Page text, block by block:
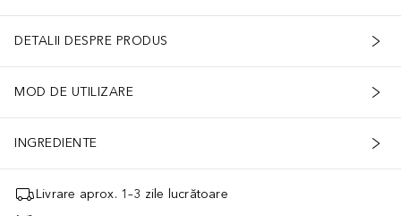
DETALII DESPRE PRODUS
MOD DE UTILIZARE
INGREDIENTE
Livrare aprox. 1–3 zile lucrătoare